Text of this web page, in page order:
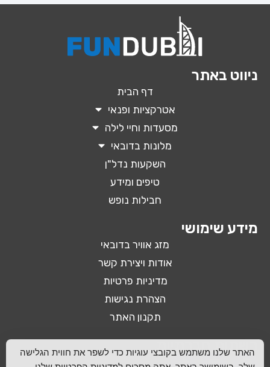
ניווט באתר
דף הבית
אטרקציות ופנאי
מסעדות וחיי לילה
מלונות בדובאי
השקעות נדל"ן
טיפים ומידע
חבילות נופש
מידע שימושי
מזג אוויר בדובאי
אודות ויצירת קשר
מדיניות פרטיות
הצהרת נגישות
תקנון האתר
רשתות חברתיות
האתר שלנו משתמש בקובצי עוגיות כדי לשפר את חווית הגלישה